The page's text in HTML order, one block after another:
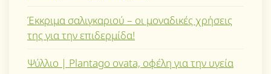
Έκκριμα σαλιγκαριού – οι μοναδικές χρήσεις
της για την επιδερμίδα!
Ψύλλιο | Plantago ovata, οφέλη για την υγεία